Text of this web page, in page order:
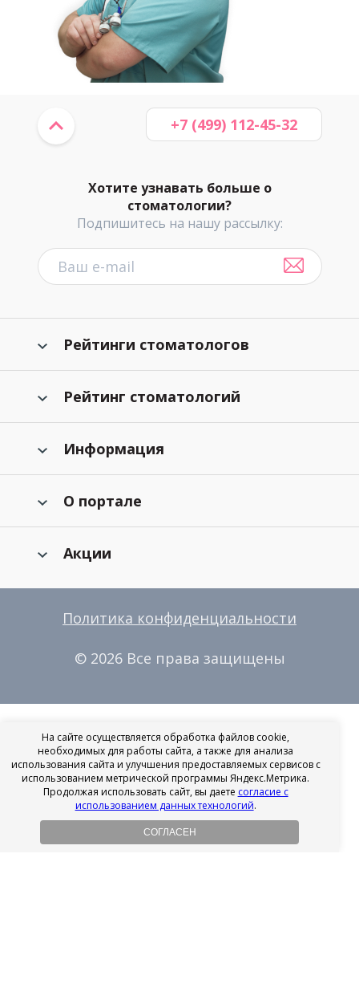
Хотите узнавать больше о
стоматологии?
Подпишитесь на нашу рассылку:
+7 (499) 112-45-32
Рейтинги стоматологов
Рейтинг стоматологий
Информация
О портале
Акции
Политика конфиденциальности
© 2026 Все права защищены
На сайте осуществляется обработка файлов cookie,
необходимых для работы сайта, а также для анализа
использования сайта и улучшения предоставляемых сервисов с
использованием метрической программы Яндекс.Метрика.
Продолжая использовать сайт, вы даете согласие с
использованием данных технологий.
СОГЛАСЕН